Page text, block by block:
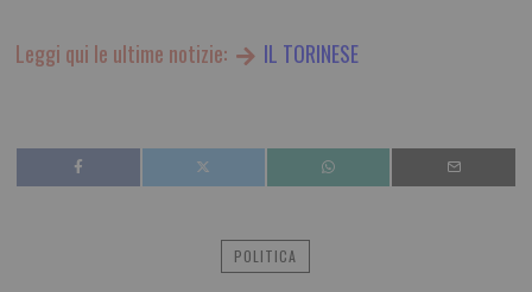
Leggi qui le ultime notizie: IL TORINESE
POLITICA